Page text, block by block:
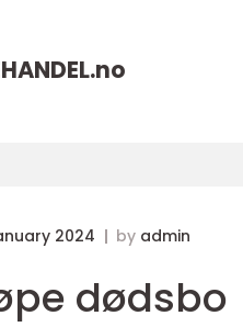
no
2024 by admin
dødsbo